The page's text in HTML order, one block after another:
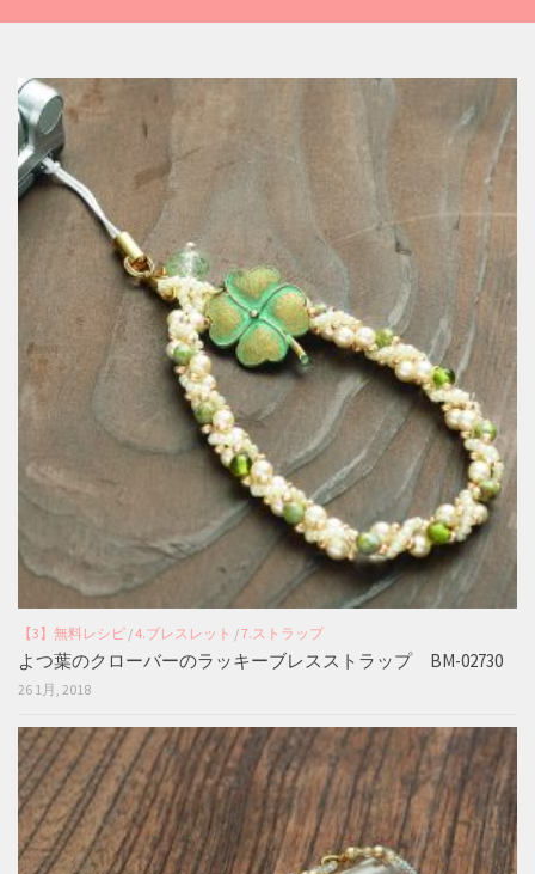
【3】無料レシピ /4.ブレスレット /7.ストラップ
よつ葉のクローバーのラッキーブレスストラップ BM-02730
26 1月, 2018